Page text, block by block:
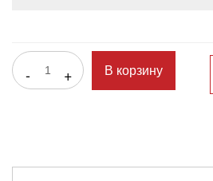
- + В корзину